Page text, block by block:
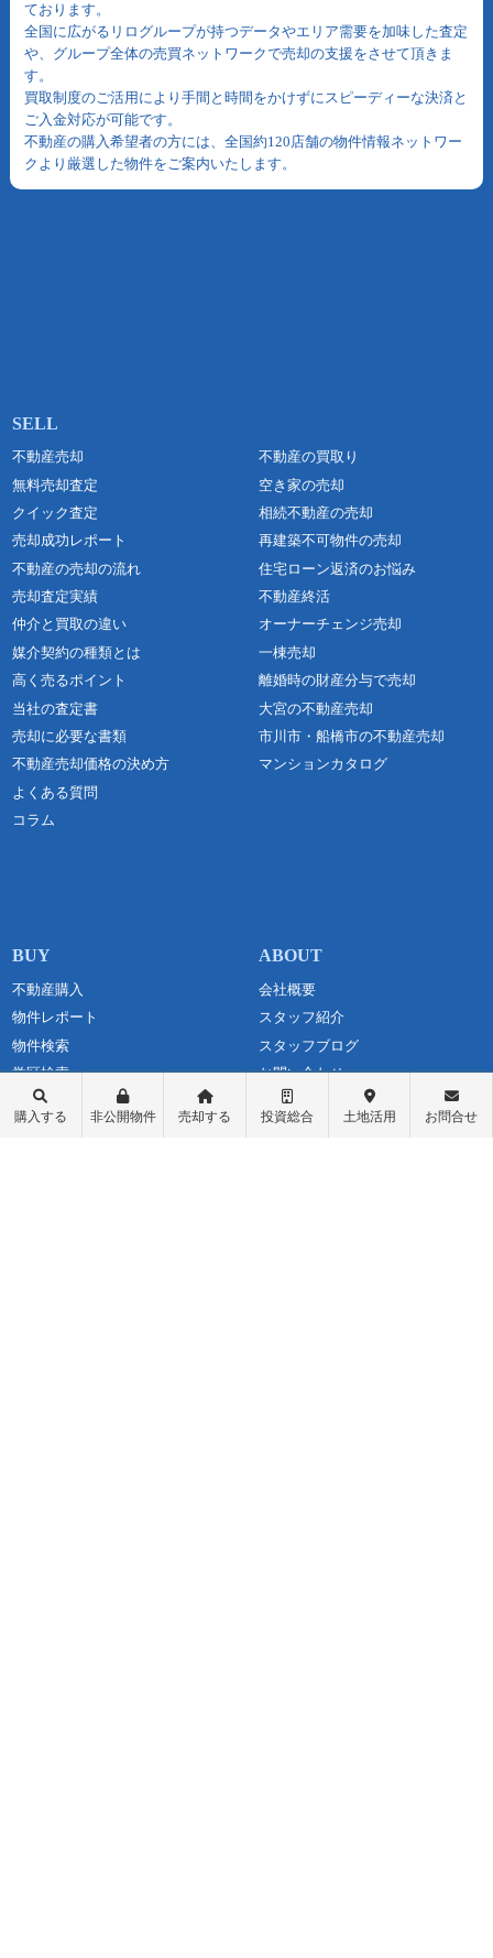
ております。
全国に広がるリログループが持つデータやエリア需要を加味した査定
や、グループ全体の売買ネットワークで売却の支援をさせて頂きま
す。
買取制度のご活用により手間と時間をかけずにスピーディーな決済と
ご入金対応が可能です。
不動産の購入希望者の方には、全国約120店舗の物件情報ネットワー
クより厳選した物件をご案内いたします。
不動産売却
無料売却査定
クイック査定
売却成功レポート
不動産の売却の流れ
売却査定実績
仲介と買取の違い
媒介契約の種類とは
高く売るポイント
当社の査定書
売却に必要な書類
不動産売却価格の決め方
よくある質問
コラム
不動産の買取り
空き家の売却
相続不動産の売却
再建築不可物件の売却
住宅ローン返済のお悩み
不動産終活
オーナーチェンジ売却
一棟売却
離婚時の財産分与で売却
大宮の不動産売却
市川市・船橋市の不動産売却
マンションカタログ
不動産購入
物件レポート
物件検索
学区検索
町名検索
戸建て物件
会社概要
スタッフ紹介
スタッフブログ
お問い合わせ
最新情報・お知らせ
個人情報保護方針
購入する 非公開物件 売却する 投資総合 土地活用 お問合せ